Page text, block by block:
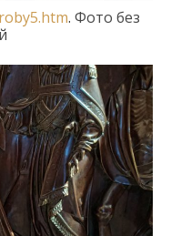
. Фото без